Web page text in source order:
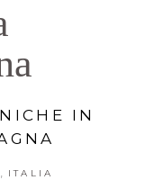
IN
, ITALIA